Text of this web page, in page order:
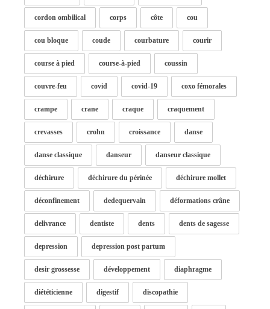
cordon ombilical corps côte cou
cou bloque coude courbature courir
course à pied course-à-pied coussin
couvre-feu covid covid-19 coxo fémorales
crampe crane craque craquement
crevasses crohn croissance danse
danse classique danseur danseur classique
déchirure déchirure du périnée déchirure mollet
déconfinement dedequervain déformations crâne
delivrance dentiste dents dents de sagesse
depression depression post partum
desir grossesse développement diaphragme
diététicienne digestif discopathie